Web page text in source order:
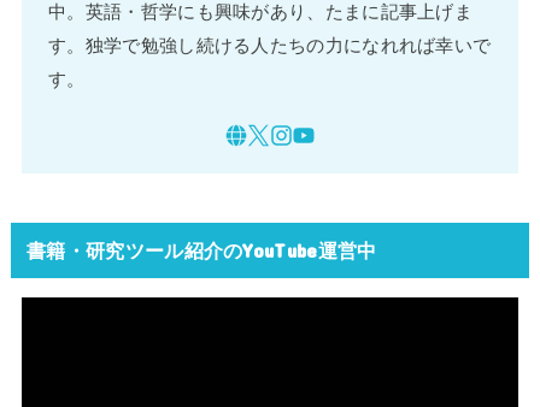
中。英語・哲学にも興味があり、たまに記事上げま
す。独学で勉強し続ける人たちの力になれれば幸いで
す。
書籍・研究ツール紹介のYouTube運営中